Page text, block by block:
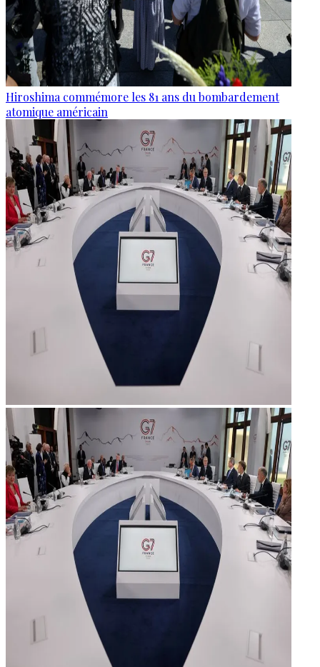
Hiroshima commémore les 81 ans du bombardement
atomique américain